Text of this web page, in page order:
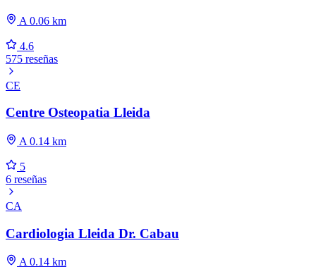
A 0.06 km
4.6
575 reseñas
CE
Centre Osteopatia Lleida
A 0.14 km
5
6 reseñas
CA
Cardiologia Lleida Dr. Cabau
A 0.14 km